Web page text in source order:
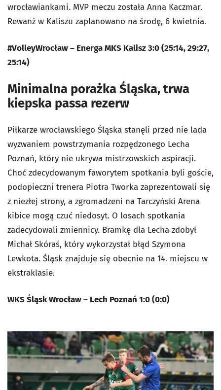
wrocławiankami. MVP meczu została Anna Kaczmar.
Rewanż w Kaliszu zaplanowano na środę, 6 kwietnia.
#VolleyWrocław – Energa MKS Kalisz 3:0 (25:14, 29:27,
25:14)
Minimalna porażka Śląska, trwa
kiepska passa rezerw
Piłkarze wrocławskiego Śląska stanęli przed nie lada
wyzwaniem powstrzymania rozpędzonego Lecha
Poznań, który nie ukrywa mistrzowskich aspiracji.
Choć zdecydowanym faworytem spotkania byli goście,
podopieczni trenera Piotra Tworka zaprezentowali się
z niezłej strony, a zgromadzeni na Tarczyński Arena
kibice mogą czuć niedosyt. O losach spotkania
zadecydowali zmiennicy. Bramkę dla Lecha zdobył
Michał Skóraś, który wykorzystał błąd Szymona
Lewkota. Śląsk znajduje się obecnie na 14. miejscu w
ekstraklasie.
WKS Śląsk Wrocław – Lech Poznań 1:0 (0:0)